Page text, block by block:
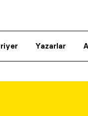
Yazarlar